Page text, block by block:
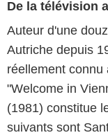
De la télévision
Auteur d'une
Autriche depuis
réellement connu
"Welcome in
(1981) constitue
suivants sont